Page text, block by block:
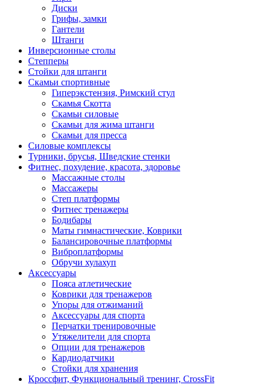
Диски
Грифы, замки
Гантели
Штанги
Инверсионные столы
Степперы
Стойки для штанги
Скамьи спортивные
Гиперэкстензия, Римский стул
Скамья Скотта
Скамьи силовые
Скамьи для жима штанги
Скамьи для пресса
Силовые комплексы
Турники, брусья, Шведские стенки
Фитнес, похудение, красота, здоровье
Массажные столы
Массажеры
Степ платформы
Фитнес тренажеры
Бодибары
Маты гимнастические, Коврики
Балансировочные платформы
Виброплатформы
Обручи хулахуп
Аксессуары
Пояса атлетические
Коврики для тренажеров
Упоры для отжиманий
Аксессуары для спорта
Перчатки тренировочные
Утяжелители для спорта
Опции для тренажеров
Кардиодатчики
Стойки для хранения
Кроссфит, Функциональный тренинг, CrossFit